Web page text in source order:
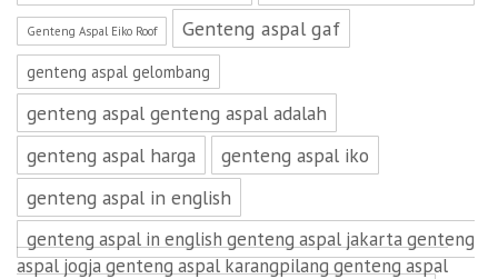
Genteng Aspal Eiko Roof Genteng aspal gaf
genteng aspal gelombang
genteng aspal genteng aspal adalah
genteng aspal harga
genteng aspal iko
genteng aspal in english
genteng aspal in english genteng aspal jakarta genteng
aspal jogja genteng aspal karangpilang genteng aspal